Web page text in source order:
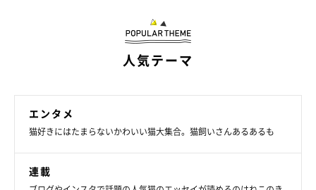
人気テーマ
エンタメ
猫好きにはたまらないかわいい猫大集合。猫飼いさんあるあるも
連載